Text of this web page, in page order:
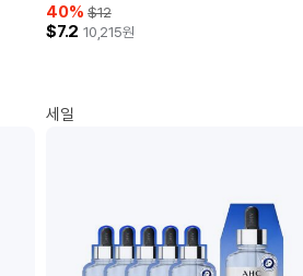
40% $12
$7.2 10,215원
세일